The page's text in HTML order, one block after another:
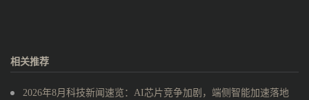
相关推荐
2026年8月科技新闻速览：AI芯片竞争加剧，端侧智能加速落地